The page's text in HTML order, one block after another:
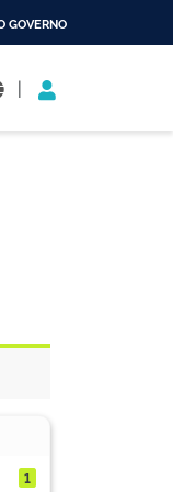
GOVERNO
|
1